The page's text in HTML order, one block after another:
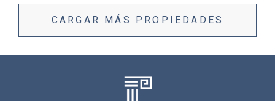
CARGAR MÁS PROPIEDADES